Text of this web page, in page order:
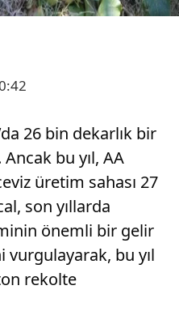
26 bin dekarlık bir
bu yıl, AA
üretim sahası 27
son yıllarda
önemli bir gelir
vurgulayarak, bu yıl
rekolte